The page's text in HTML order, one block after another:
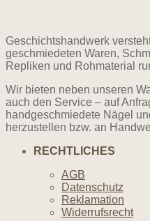
Geschichtshandwerk
geschmiedeten Waren,
Repliken und Rohmaterial
Wir bieten neben unseren
auch den Service – auf
handgeschmiedete Nägel
herzustellen bzw. an
RECHTLICHES
AGB
Datenschutz
Reklamation
Widerrufsrecht